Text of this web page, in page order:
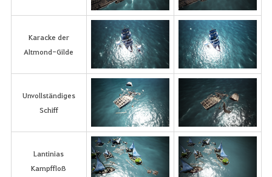
Karacke der
Altmond-Gilde
Unvollständiges
Schiff
Lantinias
Kampffloß